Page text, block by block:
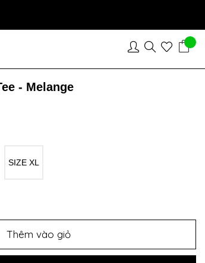
- Melange
SIZE XL
Thêm vào giỏ